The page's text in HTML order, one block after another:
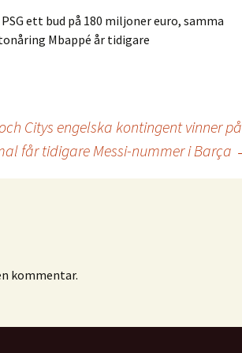
ett bud på 180 miljoner euro, samma
Mbappé år tidigare
Citys engelska kontingent vinner på
får tidigare Messi-nummer i Barça
kommentar.